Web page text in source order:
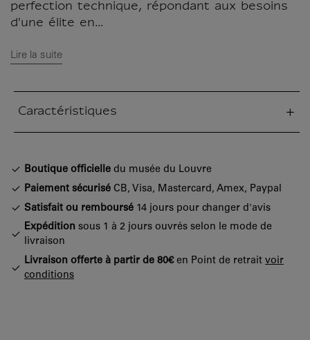
perfection technique, répondant aux besoins
d'une élite en...
Lire la suite
Caractéristiques
Boutique officielle du musée du Louvre
Paiement sécurisé CB, Visa, Mastercard, Amex, Paypal
Satisfait ou remboursé 14 jours pour changer d'avis
Expédition sous 1 à 2 jours ouvrés selon le mode de
livraison
Livraison offerte à partir de 80€en Point de retrait voir
conditions